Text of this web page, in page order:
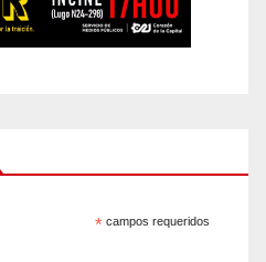
* campos requeridos